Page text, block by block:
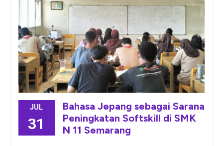
JUL
31
Bahasa Jepang sebagai Sarana
Peningkatan Softskill di SMK
N 11 Semarang